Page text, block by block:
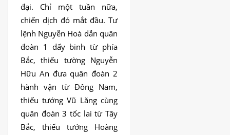
KHOÁ
HỌC
DỊCH
VỤ
BÀI
đại. Chỉ một tuần nữa,
chiến dịch đó mắt đầu. Tư
lệnh Nguyễn Hoà dẫn quân
đoàn 1 dấy binh từ phía
Bắc, thiếu tường Nguyễn
Hữu An đưa quân đoàn 2
hành vận từ Đông Nam,
thiếu tướng Vũ Lăng cùng
quân đoàn 3 tốc lai từ Tây
Bắc, thiếu tướng Hoàng